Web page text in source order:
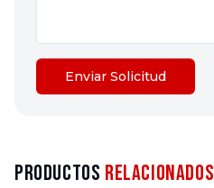
Enviar Solicitud
Productos Relacionados